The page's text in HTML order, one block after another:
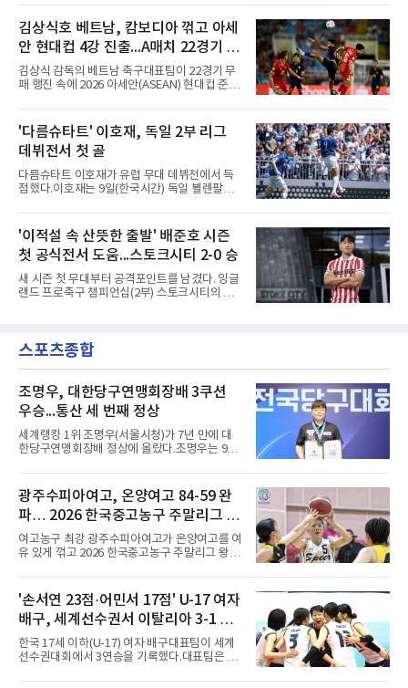
이컵 샤펠버그의 크로스가 걷혀 나오자 에디 세
구라가 페널티아크 왼쪽에서 오
승자는 ACLE 본선에 오르고 패자는 2부 격 대회
인 AFC 챔피언스리그2(ACL2)로 향한다. 강원은
2024시즌 K리그1 준우승 자격으로 나선 지난 시
즌 ACLE에서 창단 첫 아시아 무대를 경험하며
16강에 진출했고, 2025시즌 리그 5위로 이번 출
전권을 얻었다.감바 오사카는 2025-2026시즌
ACL2 결승에서 크리스티아누 호날두의 소속팀
기세도 좋다.최근 리그 2연패로 상승세가 끊긴
강원은 이번 승리로 반등을 노린다. 김대
김상식호 베트남, 캄보디아 꺾고 아세
안 현대컵 4강 진출...A매치 22경기 무
패 질주
김상식 감독의 베트남 축구대표팀이 22경기 무
패 행진 속에 2026 아세안(ASEAN) 현대컵 준결
딘 국립경기장에서 열린 캄보디아와의 조별리그
A조 4차전에서 응우옌 딘 박의 2골과 상대 자책
골을 묶어 3-1로 이겼다. 3승 1무 승점 10으로
싱가포르(승점 8)를 제치고 조 1위를 차지했고,
A매치 연속 무패는 22경기(19승 3무)로 늘렸다.
종전 자국 기록은 18경기였다.2년마다 열리는
현대컵은 '동남아의 월드컵'으로 불리며, 스즈키
패와 통산 4번째 우승을 노린다.준결승 상대 말
레이시아는 8일 필리핀을 1-0
'다름슈타트' 이호재, 독일 2부 리그
데뷔전서 첫 골
다름슈타트 이호재가 유럽 무대 데뷔전에서 득
점했다.이호재는 9일(한국시간) 독일 뵐렌팔토
2027시즌 2.분데스리가(2부) 개막전에서 0-2로
뒤진 후반 추격골을 넣었다. 후반 15분 핀 라켄
마허와 교체 투입된 그는 후반 31분 페널티지역
오른쪽에서 카이 클레피시의 패스를 받아 오른
발 슈팅으로 마무리했다.다름슈타트는 후반 41
분 알렉산다르 부코티치의 동점골로 승점 1을
챙겼다. 홀슈타인 킬은 전반 8분 기예르모 발지,
활용한 제공권과 문전 슈팅이 강점인 정통 스트
라이커로, K리그1 포항 스틸러스에서
'이적설 속 산뜻한 출발' 배준호 시즌
첫 공식전서 도움...스토크시티 2-0 승
새 시즌 첫 무대부터 공격포인트를 남겼다. 잉글
랜드 프로축구 챔피언십(2부) 스토크시티의 배
의 2026-2027시즌 잉글랜드 풋볼리그컵(EFL
컵) 1라운드에서 팀의 2-0 승리에 쐐기를 박는
다. 1-0으로 앞서던 후반 21분 그라운드를 밟은
그는 후반 37분 상대 수비 라인 사이를 찌르는
전진 패스를 건넸고, 이를 받은 로베르트 보제니
크가 단독 드리블 끝에 오른발 슈팅으로 골망을
흔들었다.시점도 좋았다. 프랑스 올랭피크 리옹
이적설이 도는 배준호는 시즌 첫
스포츠종합
조명우, 대한당구연맹회장배 3쿠션
우승...통산 세 번째 정상
세계랭킹 1위 조명우(서울시청)가 7년 만에 대
한당구연맹회장배 정상에 올랐다.조명우는 9일
'SOOP과 함께하는 2026 대한당구연맹회장배
전국당구대회' 캐롬 3쿠션 남자부 결승에서 송
윤도(홍성고부설방통고)를 50-36으로 꺾었다.
유소년 시절 '조명우 키즈'로 성장한 후배와의 대
결이었다.2017년 이 대회에서 만 19세 5개월로
국내 성인 3쿠션 최연소 우승을 기록한 그는
2019년에 이어 통산 세 번째 우승을 거뒀다. 조
정승일(서울당구연맹), 이범열(시흥시체육회).
여자 3쿠션 일반부에서는 허채원(서울당
광주수피아여고, 온양여고 84-59 완
파… 2026 한국중고농구 주말리그 왕
중왕전 2연패 순항
여고농구 최강 광주수피아여고가 온양여고를 여
유 있게 꺾고 2026 한국중고농구 주말리그 왕중
수피아여고는 9일 전남 해남 동백체육관에서 열
린 대회 여고부 예선리그 B조 첫 경기에서 온양
여고를 84-59로 완파했다.광주수피아여고는 김
사랑이 24점, 김담희가 20점을 올리며 공격을
이끌었다. 두 선수는 팀 득점의 절반 이상을 합작
하며 승리를 견인했다.이로써 광주수피아여고는
첫 경기부터 25점 차 승리를 거두며 대회 2연패
'손서연 23점·어민서 17점' U-17 여자
배구, 세계선수권서 이탈리아 3-1 완
파...조별리그 3연승
한국 17세 이하(U-17) 여자 배구대표팀이 세계
선수권대회에서 3연승을 기록했다.대표팀은 9
FIVB U-17 여자 세계선수권대회 조별리그 D조